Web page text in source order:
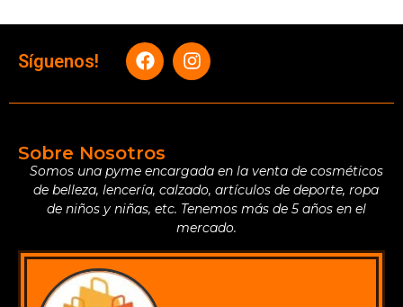
Síguenos!
Sobre Nosotros
Somos una pyme encargada en la venta de cosméticos
de belleza, lencería, calzado, artículos de deporte, ropa
de niños y niñas, etc. Tenemos más de 5 años en el
mercado.